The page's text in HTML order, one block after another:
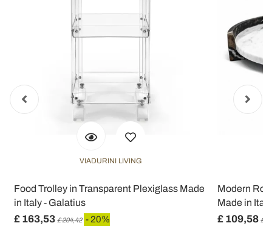
VIADURINI LIVING
Food Trolley in Transparent Plexiglass Made
in Italy - Galatius
£ 163,53 £ 204,42 - 20%
Modern
Made in
£ 109,58 £